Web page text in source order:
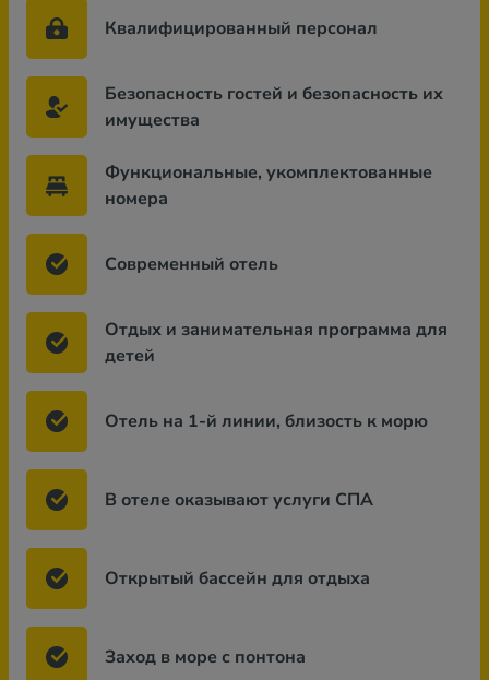
Квалифицированный персонал
Безопасность гостей и безопасность их
имущества
Функциональные, укомплектованные
номера
Современный отель
Отдых и занимательная программа для
детей
Отель на 1-й линии, близость к морю
В отеле оказывают услуги СПА
Открытый бассейн для отдыха
Заход в море с понтона